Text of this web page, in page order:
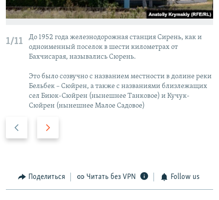
1/11
До 1952 года железнодорожная станция Сирень, как и
одноименный поселок в шести километрах от
Бахчисарая, назывались Сюрень.
Это было созвучно с названием местности в долине реки
Бельбек – Сюйрен, а также с названиями близлежащих
сел Биюк-Сюйрен (нынешнее Танковое) и Кучук-
Сюйрен (нынешнее Малое Садовое)
Поделиться Читать без VPN Follow us